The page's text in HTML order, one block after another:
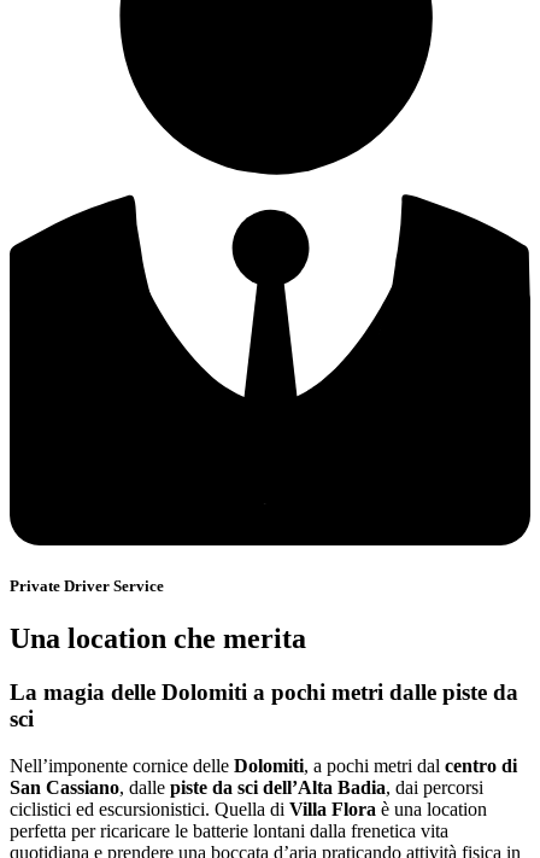
Private Driver Service
Una location che merita
La magia delle Dolomiti a pochi metri dalle piste da
sci
Nell’imponente cornice delle Dolomiti, a pochi metri dal centro di
San Cassiano, dalle piste da sci dell’Alta Badia, dai percorsi
ciclistici ed escursionistici. Quella di Villa Flora è una location
perfetta per ricaricare le batterie lontani dalla frenetica vita
quotidiana e prendere una boccata d’aria praticando attività fisica in